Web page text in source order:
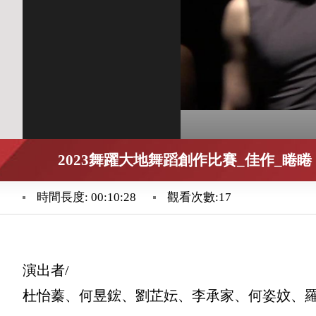
2023舞躍大地舞蹈創作比賽_佳作_睠睠
時間長度: 00:10:28 觀看次數:17
演出者/
杜怡蓁、何昱鋐、劉芷妘、李承家、何姿妏、